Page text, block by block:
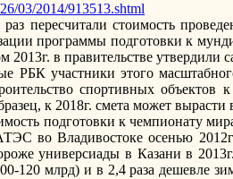
03/2014/913513.shtml
пересчитали стоимость
программы подготовки к
2013г. в правительстве
РБК участники этого
спортивных
к 2018г. смета может вырасти
подготовки к чемпионату
во Владивостоке осенью
универсиады в Казани в
120 млрд) и в 2,4 раза дешевле